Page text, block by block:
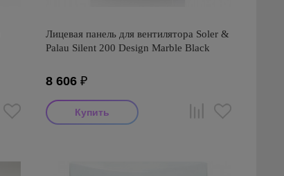
Лицевая панель для вентилятора Soler &
Palau Silent 200 Design Marble Black
8 606₽